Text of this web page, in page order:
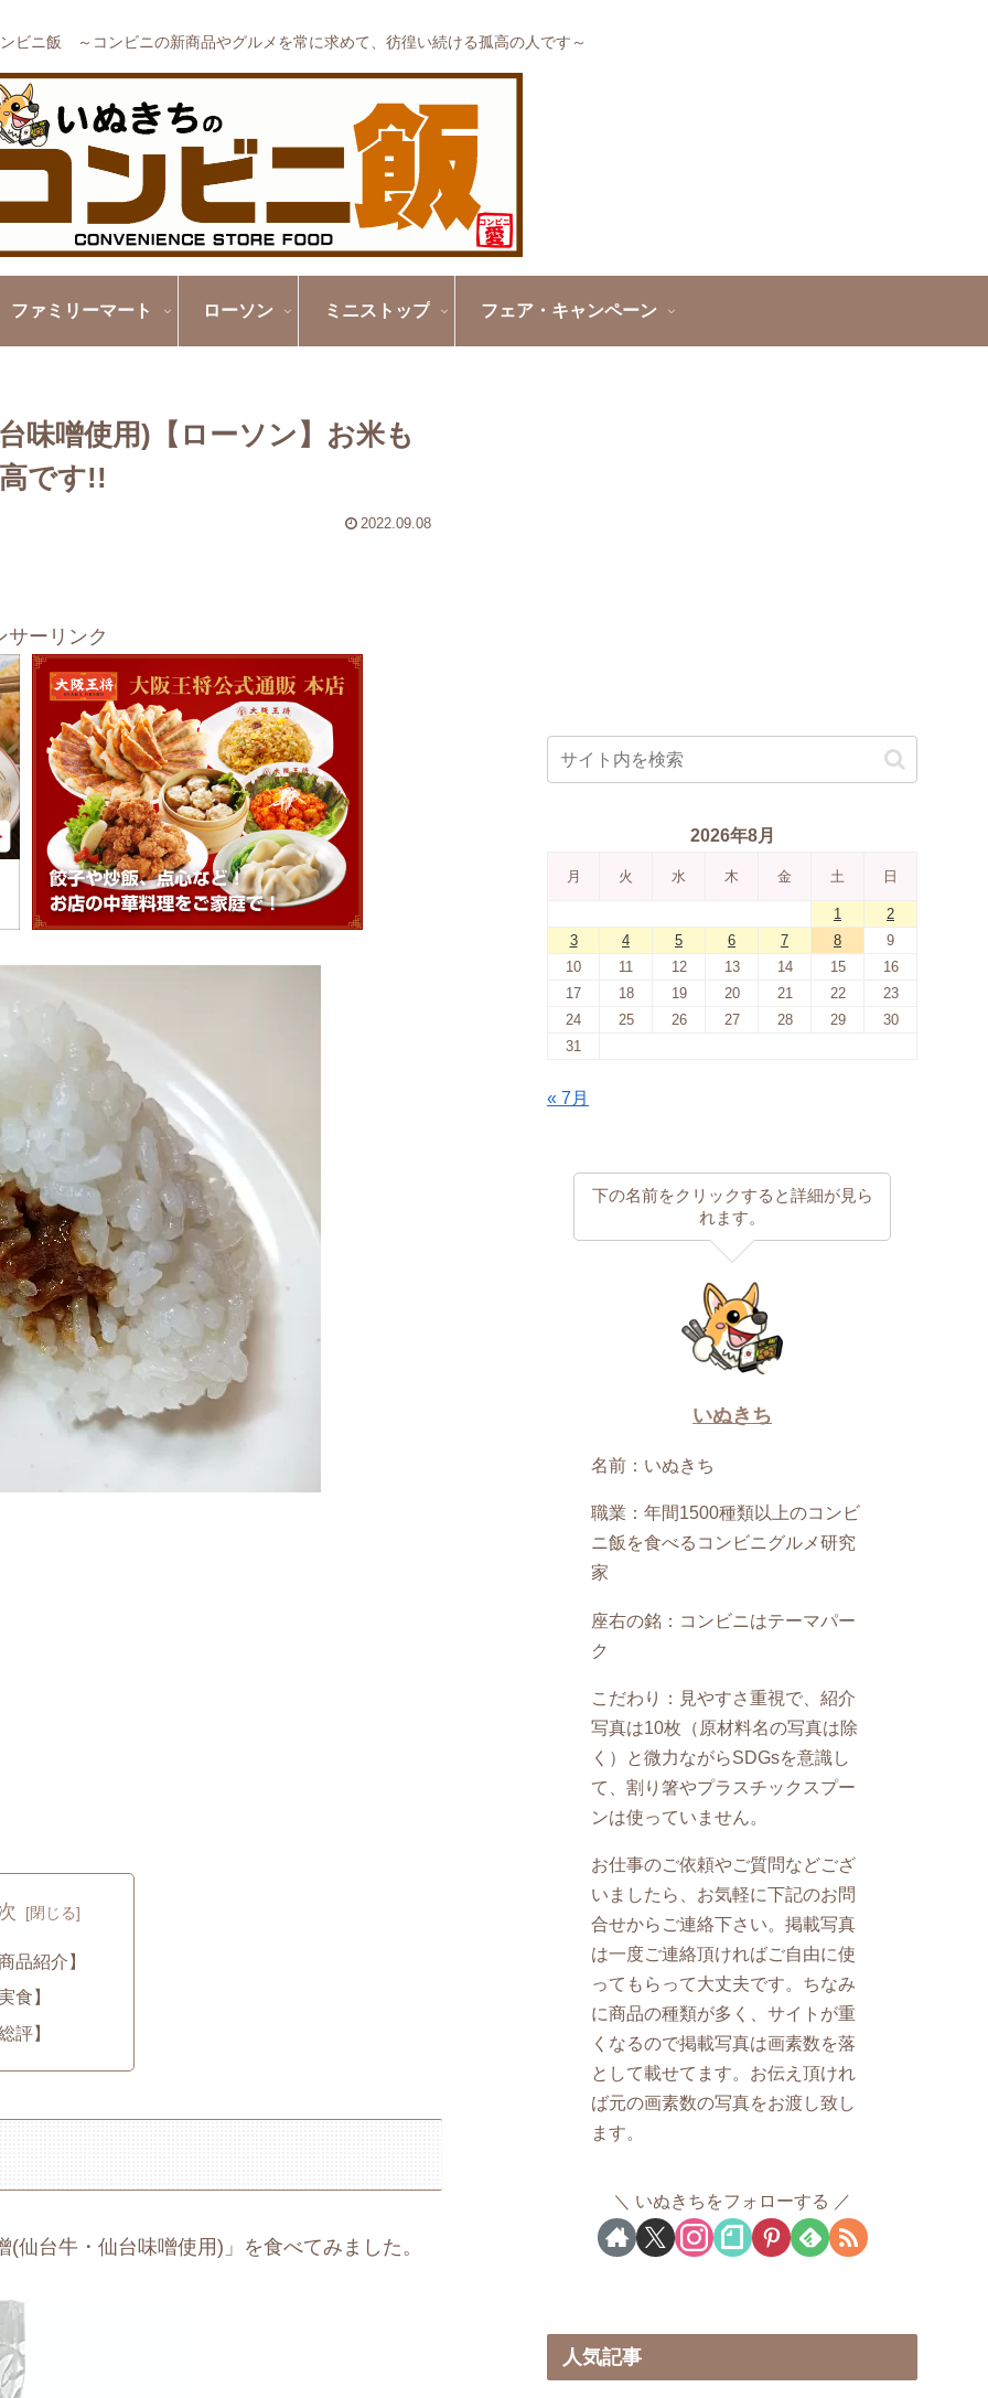
ビニ飯 ～コンビニの新商品やグルメを常に求めて、彷徨い続ける孤高の人です～
ファミリーマート ローソン ミニストップ フェア・キャンペーン
味噌使用)【ローソン】お米も
です!!
2022.09.08
サーリンク
品紹介】
食】
評】
台牛・仙台味噌使用)」を食べてみました。
2026年8月
月 火 水 木 金 土 日
1
2
3
4 5 6 7 8
9
10
11 12 13 14 15
16
17
18 19 20 21 22
23
24
25 26 27 28 29
30
31
« 7月
下の名前をクリックすると詳細が見ら
れます。
いぬきち
名前：いぬきち
職業：年間1500種類以上のコンビ
ニ飯を食べるコンビニグルメ研究
家
座右の銘：コンビニはテーマパー
ク
こだわり：見やすさ重視で、紹介
写真は10枚（原材料名の写真は除
く）と微力ながらSDGsを意識し
て、割り箸やプラスチックスプー
ンは使っていません。
お仕事のご依頼やご質問などござ
いましたら、お気軽に下記のお問
合せからご連絡下さい。掲載写真
は一度ご連絡頂ければご自由に使
ってもらって大丈夫です。ちなみ
に商品の種類が多く、サイトが重
くなるので掲載写真は画素数を落
として載せてます。お伝え頂けれ
ば元の画素数の写真をお渡し致し
ます。
いぬきちをフォローする
人気記事